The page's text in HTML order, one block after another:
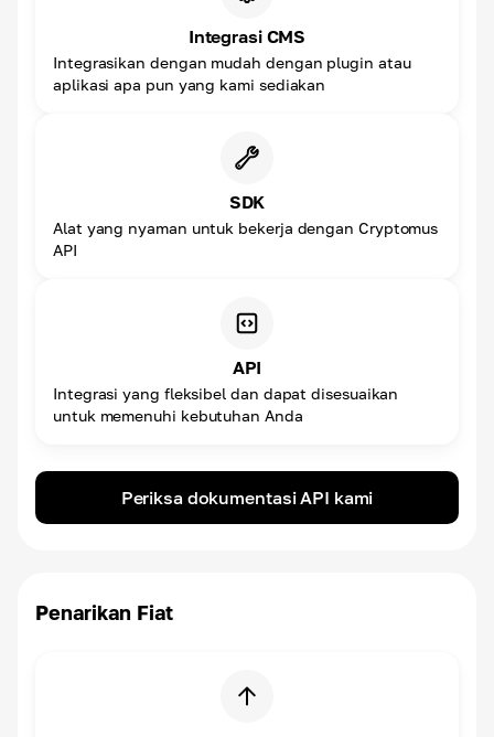
Penarikan Fiat
Integrasi CMS
Integrasikan dengan mudah dengan plugin atau
aplikasi apa pun yang kami sediakan
SDK
Alat yang nyaman untuk bekerja dengan Cryptomus
API
API
Integrasi yang fleksibel dan dapat disesuaikan
untuk memenuhi kebutuhan Anda
Periksa dokumentasi API kami